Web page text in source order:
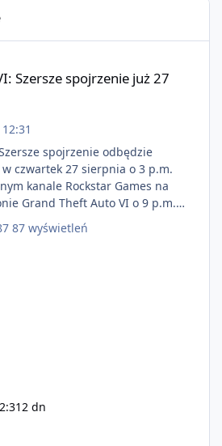
Szersze spojrzenie już 27
spojrzenie odbędzie
czwartek 27 sierpnia o 3 p.m.
kanale Rockstar Games na
Grand Theft Auto VI o 9 p.m.
netflix.com/GTAVI Grand Theft
19 listopada na PlayStation 5
87 wyświetleń
2 dn